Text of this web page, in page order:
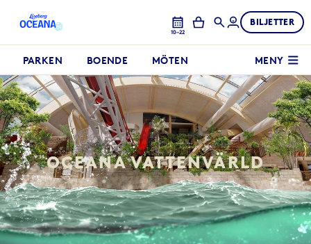
10–22
BILJETTER
PARKEN BOENDE MÖTEN MENY
OCEANA VATTENVÄRLD